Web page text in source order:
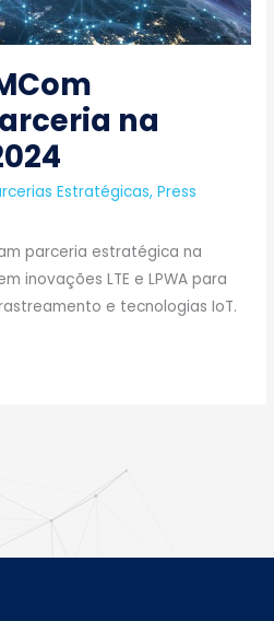
na
Estratégicas,Press
parceria estratégica na
inovações LTE e LPWA para
e tecnologias IoT.